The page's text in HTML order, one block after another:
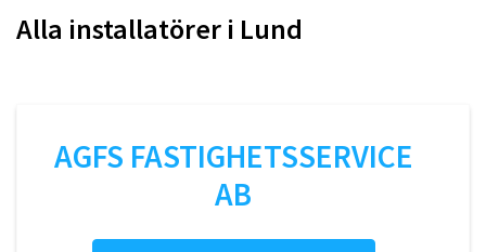
Alla installatörer i Lund
AGFS FASTIGHETSSERVICE
AB